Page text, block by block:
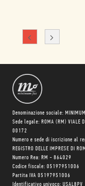
Denominazione sociale:
Sede legale: ROMA (RM) VIALE
00172
Numero e sede di iscrizione al
REGISTRO DELLE IMPRESE DI
Numero Rea: RM - 864029
Codice fiscale: 05197951006
Partita IVA 05197951006
Identificativo univoco: USAL8PV